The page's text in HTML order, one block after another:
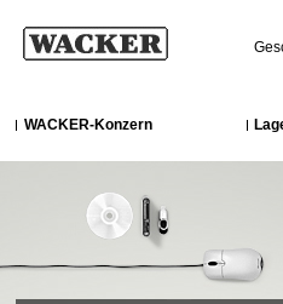
WACKER-Konzern